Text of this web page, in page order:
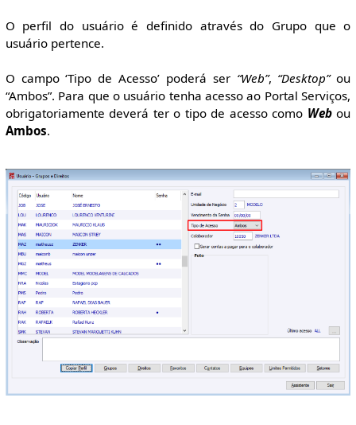
O perfil do usuário é definido através do Grupo que o
usuário pertence.
O campo ‘Tipo de Acesso’ poderá ser “Web”, “Desktop”ou
“Ambos”. Para que o usuário tenha acesso ao Portal Serviços,
obrigatoriamente deverá ter o tipo de acesso como Webou
Ambos.